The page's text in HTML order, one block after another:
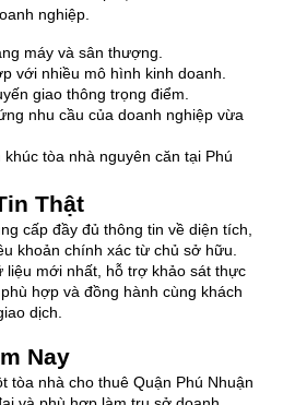
nghiệp.
máy và sân thượng.
với nhiều mô hình kinh doanh.
giao thông trọng điểm.
nhu cầu của doanh nghiệp vừa
tòa nhà nguyên căn tại Phú
Thật
cấp đầy đủ thông tin về diện tích,
khoản chính xác từ chủ sở hữu.
liệu mới nhất, hỗ trợ khảo sát thực
hợp và đồng hành cùng khách
dịch.
Nay
tòa nhà cho thuê Quận Phú Nhuận